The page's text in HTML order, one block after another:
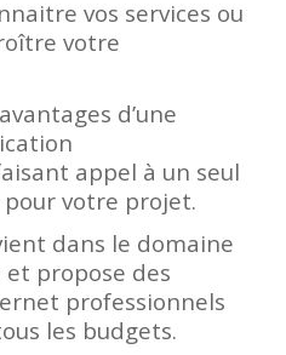
vos services ou
votre
d’une
appel à un seul
votre projet.
dans le domaine
et propose des
professionnels
les budgets.